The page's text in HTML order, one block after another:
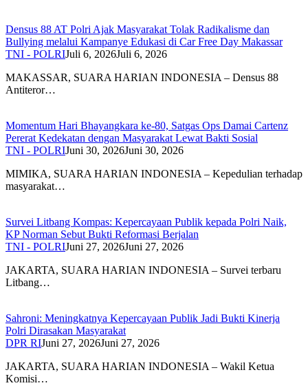
Densus 88 AT Polri Ajak Masyarakat Tolak Radikalisme dan
Bullying melalui Kampanye Edukasi di Car Free Day Makassar
TNI - POLRIJuli 6, 2026Juli 6, 2026
MAKASSAR, SUARA HARIAN INDONESIA – Densus 88
Antiteror…
Momentum Hari Bhayangkara ke-80, Satgas Ops Damai Cartenz
Pererat Kedekatan dengan Masyarakat Lewat Bakti Sosial
TNI - POLRIJuni 30, 2026Juni 30, 2026
MIMIKA, SUARA HARIAN INDONESIA – Kepedulian terhadap
masyarakat…
Survei Litbang Kompas: Kepercayaan Publik kepada Polri Naik,
KP Norman Sebut Bukti Reformasi Berjalan
TNI - POLRIJuni 27, 2026Juni 27, 2026
JAKARTA, SUARA HARIAN INDONESIA – Survei terbaru
Litbang…
Sahroni: Meningkatnya Kepercayaan Publik Jadi Bukti Kinerja
Polri Dirasakan Masyarakat
DPR RIJuni 27, 2026Juni 27, 2026
JAKARTA, SUARA HARIAN INDONESIA – Wakil Ketua
Komisi…